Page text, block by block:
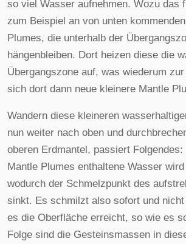
so viel Wasser aufnehmen. Wozu das
zum Beispiel an von unten
Plumes, die unterhalb der
hängenbleiben. Dort heizen diese die
Übergangszone auf, was wiederum
sich dort dann neue kleinere Mantle
Wandern diese kleineren
nun weiter nach oben und
oberen Erdmantel, passiert
Mantle Plumes enthaltene Wasser
wodurch der Schmelzpunkt des
sinkt. Es schmilzt also sofort und
es die Oberfläche erreicht, so wie es
Folge sind die Gesteinsmassen in